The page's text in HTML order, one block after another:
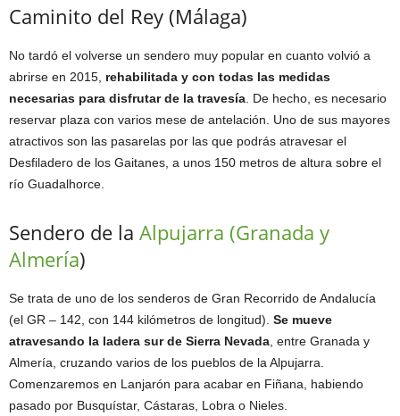
Caminito del Rey (Málaga)
No tardó el volverse un sendero muy popular en cuanto volvió a
abrirse en 2015, rehabilitada y con todas las medidas
necesarias para disfrutar de la travesía . De hecho, es necesario
reservar plaza con varios mese de antelación. Uno de sus mayores
atractivos son las pasarelas por las que podrás atravesar el
Desfiladero de los Gaitanes, a unos 150 metros de altura sobre el
río Guadalhorce.
Sendero de la Alpujarra (Granada y
Almería)
Se trata de uno de los senderos de Gran Recorrido de Andalucía
(el GR – 142, con 144 kilómetros de longitud). Se mueve
atravesando la ladera sur de Sierra Nevada , entre Granada y
Almería, cruzando varios de los pueblos de la Alpujarra.
Comenzaremos en Lanjarón para acabar en Fiñana, habiendo
pasado por Busquístar, Cástaras, Lobra o Nieles.